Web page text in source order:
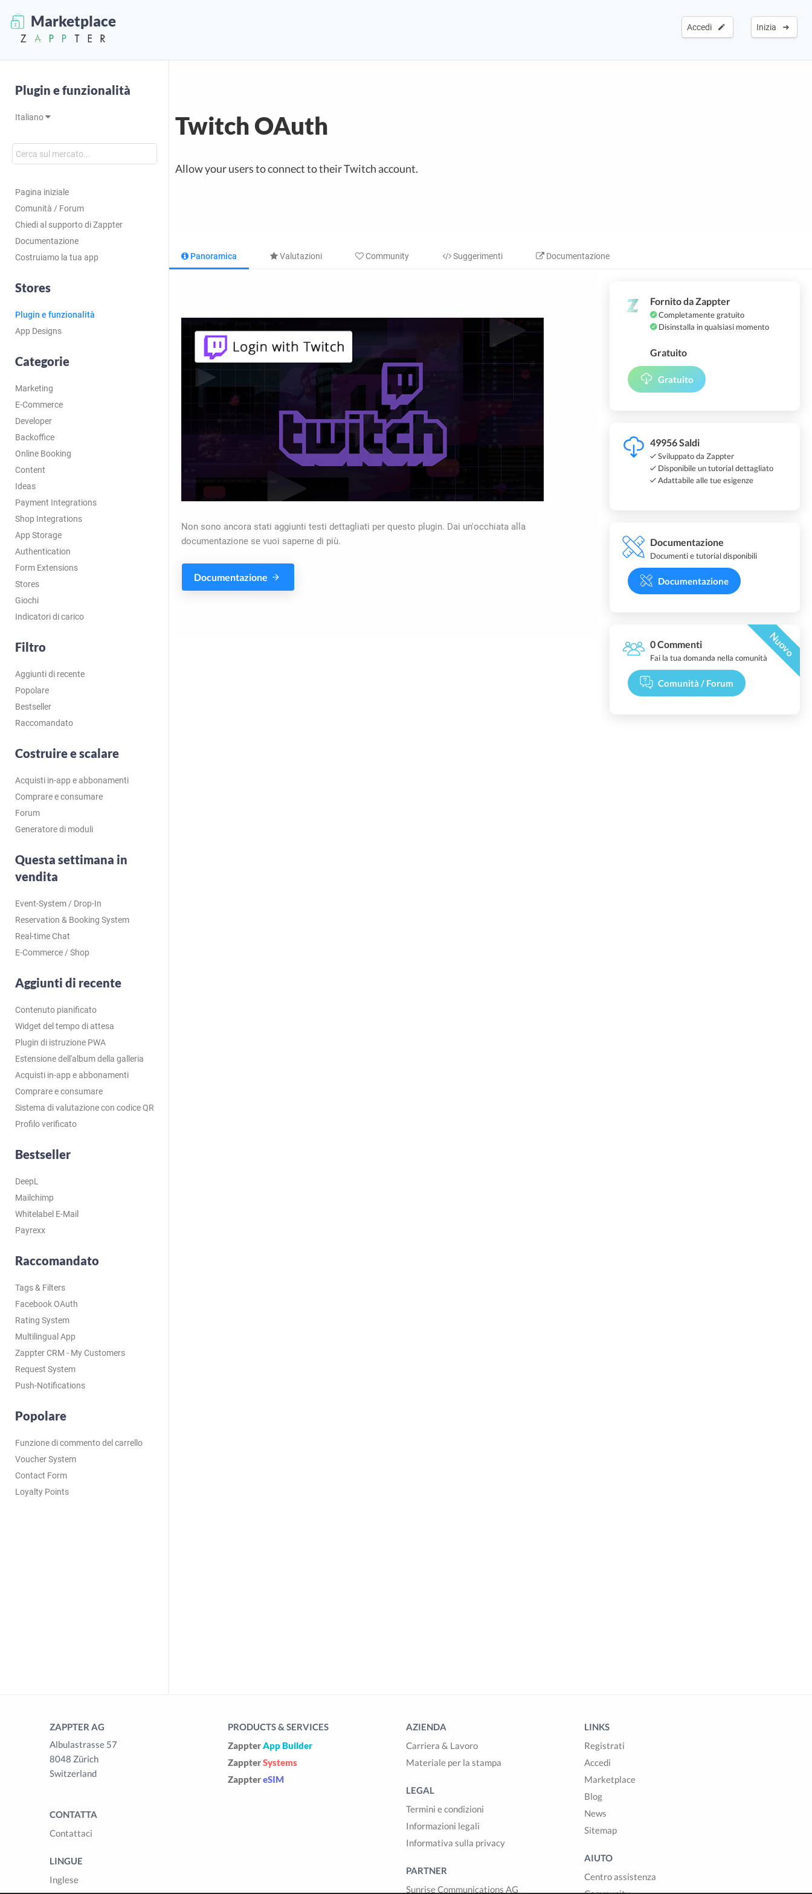
Marketplace Inizia
Accedi
Plugin e funzionalità
Italiano
Pagina iniziale
Comunità / Forum
Chiedi al supporto di Zappter
Documentazione
Costruiamo la tua app
Stores
Plugin e funzionalità
App Designs
Categorie
Marketing
E-Commerce
Developer
Backoffice
Online Booking
Content
Ideas
Payment Integrations
Shop Integrations
App Storage
Authentication
Form Extensions
Stores
Giochi
Indicatori di carico
Filtro
Aggiunti di recente
Popolare
Bestseller
Raccomandato
Costruire e scalare
Acquisti in-app e abbonamenti
Comprare e consumare
Forum
Generatore di moduli
Questa settimana in
vendita
Event-System / Drop-In
Reservation & Booking System
Real-time Chat
E-Commerce / Shop
Aggiunti di recente
Contenuto pianificato
Widget del tempo di attesa
Plugin di istruzione PWA
Estensione dell'album della galleria
Acquisti in-app e abbonamenti
Comprare e consumare
Sistema di valutazione con codice QR
Profilo verificato
Bestseller
DeepL
Mailchimp
Whitelabel E-Mail
Payrexx
Raccomandato
Tags & Filters
Facebook OAuth
Rating System
Multilingual App
Zappter CRM - My Customers
Request System
Push-Notifications
Popolare
Funzione di commento del carrello
Voucher System
Contact Form
Loyalty Points
Twitch OAuth
Allow your users to connect to their Twitch account.
Panoramica Valutazioni Community Suggerimenti Documentazione
Non sono ancora stati aggiunti testi dettagliati per questo plugin. Dai un'occhiata alla
documentazione se vuoi saperne di più.
Documentazione
Fornito da Zappter
Completamente gratuito
Disinstalla in qualsiasi momento
Gratuito
Gratuito
49956 Saldi
Sviluppato da Zappter
Disponibile un tutorial dettagliato
Adattabile alle tue esigenze
Documentazione
Documenti e tutorial disponibili
Documentazione
0 Commenti Nuovo
Fai la tua domanda nella comunità
Comunità / Forum
ZAPPTER AG
Albulastrasse 57
8048 Zürich
Switzerland
CONTATTA
Contattaci
LINGUE
Inglese
PRODUCTS & SERVICES
ZappterApp Builder
ZappterSystems
ZapptereSIM
AZIENDA
Carriera & Lavoro
Materiale per la stampa
LEGAL
Termini e condizioni
Informazioni legali
Informativa sulla privacy
PARTNER
Sunrise Communications AG
LINKS
Registrati
Accedi
Marketplace
Blog
News
Sitemap
AIUTO
Centro assistenza